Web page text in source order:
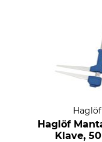
Haglöf
Haglöf
Klave,